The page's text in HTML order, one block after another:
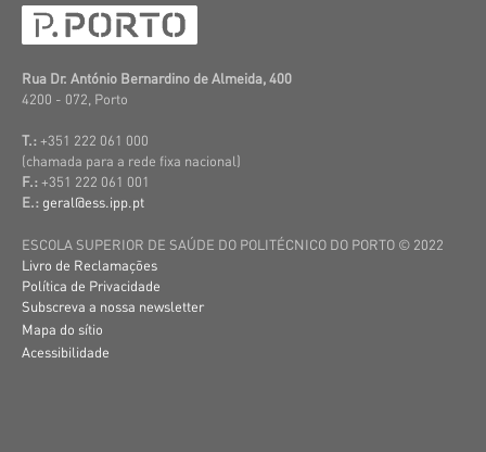
Rua Dr. António Bernardino de Almeida, 400
4200 - 072, Porto
T.: +351 222 061 000
(chamada para a rede fixa nacional)
F.: +351 222 061 001
E.: geral@ess.ipp.pt
ESCOLA SUPERIOR DE SAÚDE DO POLITÉCNICO DO PORTO © 2022
Livro de Reclamações
Política de Privacidade
Subscreva a nossa newsletter
Mapa do sítio
Acessibilidade